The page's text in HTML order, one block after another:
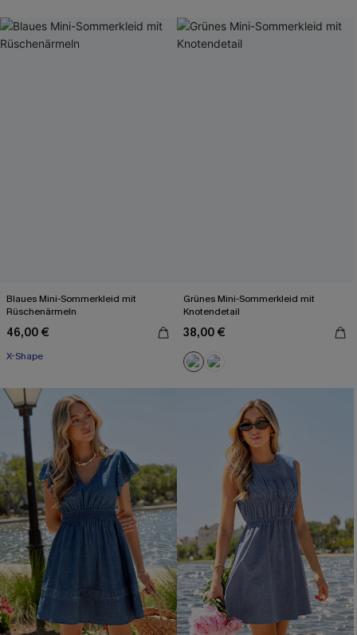
Blaues Mini-Sommerkleid mit
Rüschenärmeln
46,00 €
X-Shape
Grünes Mini-Sommerkleid mit
Knotendetail
38,00 €